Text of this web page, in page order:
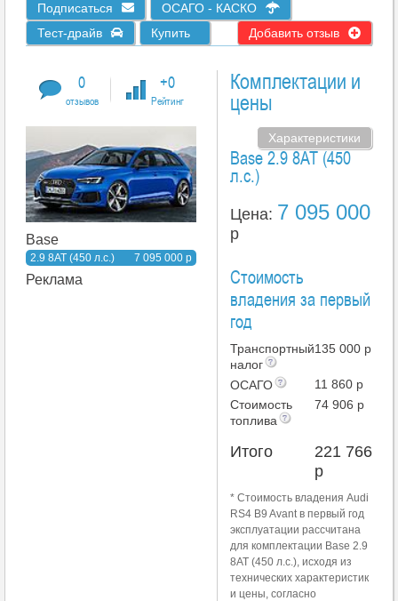
Подписаться
ОСАГО - КАСКО
Тест-драйв
Купить Добавить отзыв
0
отзывов
+0
Рейтинг
Base
7 095 000 р
2.9 8AT (450 л.с.)
Реклама
Комплектации и
цены
Характеристики
Base 2.9 8AT (450
л.с.)
Цена: 7 095 000
р
Стоимость
владения за первый
год
Транспортный
налог
135 000 р
ОСАГО
11 860 р
Стоимость
топлива
74 906 р
Итого
221 766
р
* Стоимость владения Audi
RS4 B9 Avant в первый год
эксплуатации рассчитана
для комплектации Base 2.9
8AT (450 л.с.), исходя из
технических характеристик
и цены, согласно